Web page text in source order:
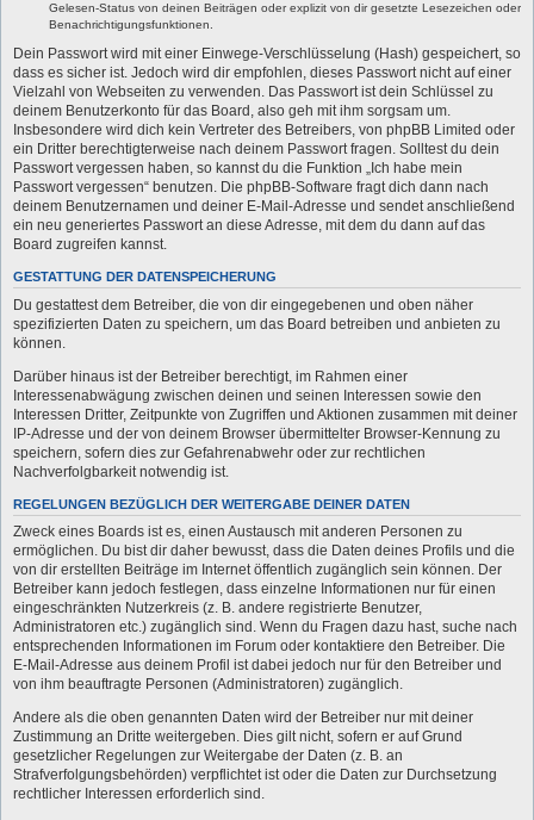
Gelesen-Status von deinen Beiträgen oder explizit von dir gesetzte Lesezeichen oder
Benachrichtigungsfunktionen.
Dein Passwort wird mit einer Einwege-Verschlüsselung (Hash) gespeichert, so
dass es sicher ist. Jedoch wird dir empfohlen, dieses Passwort nicht auf einer
Vielzahl von Webseiten zu verwenden. Das Passwort ist dein Schlüssel zu
deinem Benutzerkonto für das Board, also geh mit ihm sorgsam um.
Insbesondere wird dich kein Vertreter des Betreibers, von phpBB Limited oder
ein Dritter berechtigterweise nach deinem Passwort fragen. Solltest du dein
Passwort vergessen haben, so kannst du die Funktion „Ich habe mein
Passwort vergessen“ benutzen. Die phpBB-Software fragt dich dann nach
deinem Benutzernamen und deiner E-Mail-Adresse und sendet anschließend
ein neu generiertes Passwort an diese Adresse, mit dem du dann auf das
Board zugreifen kannst.
GESTATTUNG DER DATENSPEICHERUNG
Du gestattest dem Betreiber, die von dir eingegebenen und oben näher
spezifizierten Daten zu speichern, um das Board betreiben und anbieten zu
können.
Darüber hinaus ist der Betreiber berechtigt, im Rahmen einer
Interessenabwägung zwischen deinen und seinen Interessen sowie den
Interessen Dritter, Zeitpunkte von Zugriffen und Aktionen zusammen mit deiner
IP-Adresse und der von deinem Browser übermittelter Browser-Kennung zu
speichern, sofern dies zur Gefahrenabwehr oder zur rechtlichen
Nachverfolgbarkeit notwendig ist.
REGELUNGEN BEZÜGLICH DER WEITERGABE DEINER DATEN
Zweck eines Boards ist es, einen Austausch mit anderen Personen zu
ermöglichen. Du bist dir daher bewusst, dass die Daten deines Profils und die
von dir erstellten Beiträge im Internet öffentlich zugänglich sein können. Der
Betreiber kann jedoch festlegen, dass einzelne Informationen nur für einen
eingeschränkten Nutzerkreis (z. B. andere registrierte Benutzer,
Administratoren etc.) zugänglich sind. Wenn du Fragen dazu hast, suche nach
entsprechenden Informationen im Forum oder kontaktiere den Betreiber. Die
E-Mail-Adresse aus deinem Profil ist dabei jedoch nur für den Betreiber und
von ihm beauftragte Personen (Administratoren) zugänglich.
Andere als die oben genannten Daten wird der Betreiber nur mit deiner
Zustimmung an Dritte weitergeben. Dies gilt nicht, sofern er auf Grund
gesetzlicher Regelungen zur Weitergabe der Daten (z. B. an
Strafverfolgungsbehörden) verpflichtet ist oder die Daten zur Durchsetzung
rechtlicher Interessen erforderlich sind.